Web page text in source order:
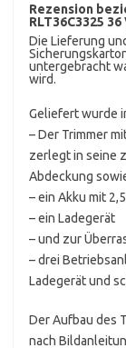
Rezension
RLT36C3325
Die Lieferung
untergebracht
wird.
Geliefert wurde
– Der Trimmer
zerlegt in seine
Abdeckung
– ein Akku mit
– ein Ladegerät
– und zur
– drei
Ladegerät und
Der Aufbau des
nach